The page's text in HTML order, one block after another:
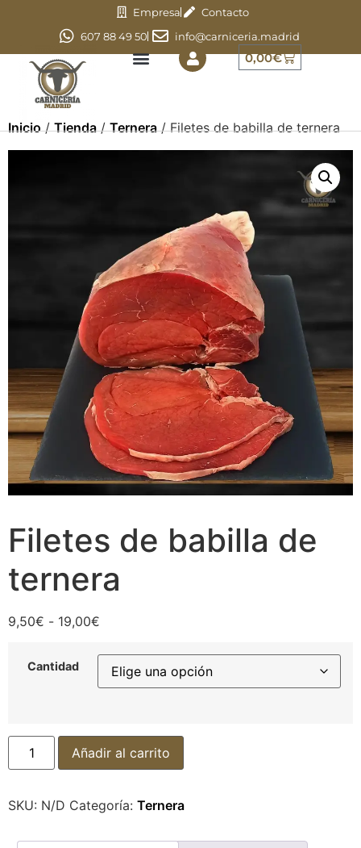
Empresa
Contacto
607 88 49 50
info@carniceria.madrid
0,00€
Inicio/Tienda/Ternera/ Filetes de babilla de ternera
Filetes de babilla de
ternera
9,50€ - 19,00€
Cantidad
Añadir al carrito
SKU: N/D Categoría: Ternera